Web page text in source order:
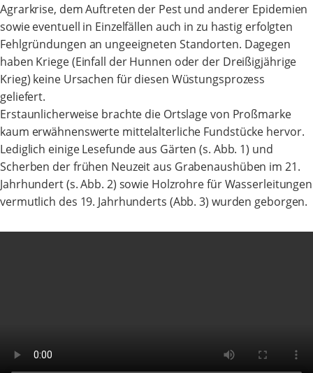
Agrarkrise, dem Auftreten der Pest und anderer Epidemien
sowie eventuell in Einzelfällen auch in zu hastig erfolgten
Fehlgründungen an ungeeigneten Standorten. Dagegen
haben Kriege (Einfall der Hunnen oder der Dreißigjährige
Krieg) keine Ursachen für diesen Wüstungsprozess
geliefert.
Erstaunlicherweise brachte die Ortslage von Proßmarke
kaum erwähnenswerte mittelalterliche Fundstücke hervor.
Lediglich einige Lesefunde aus Gärten (s. Abb. 1) und
Scherben der frühen Neuzeit aus Grabenaushüben im 21.
Jahrhundert (s. Abb. 2) sowie Holzrohre für Wasserleitungen
vermutlich des 19. Jahrhunderts (Abb. 3) wurden geborgen.